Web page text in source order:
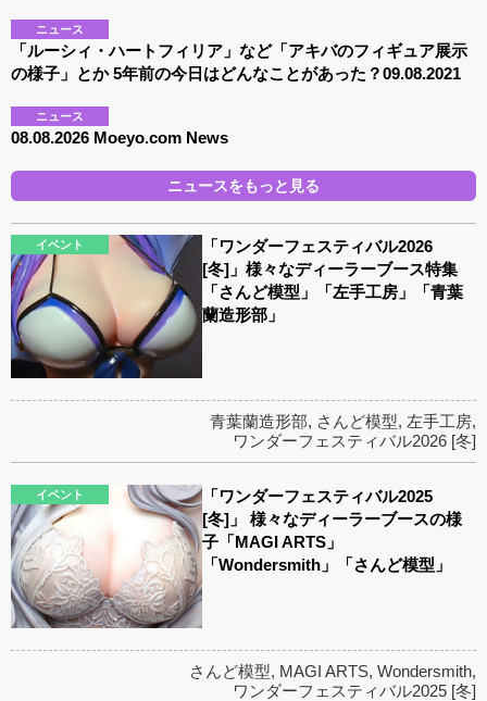
ニュース
「ルーシィ・ハートフィリア」など「アキバのフィギュア展示
の様子」とか 5年前の今日はどんなことがあった？09.08.2021
ニュース
08.08.2026 Moeyo.com News
ニュースをもっと見る
イベント
「ワンダーフェスティバル2026
[冬]」様々なディーラーブース特集
「さんど模型」「左手工房」「青葉
蘭造形部」
青葉蘭造形部, さんど模型, 左手工房,
ワンダーフェスティバル2026 [冬]
イベント
「ワンダーフェスティバル2025
[冬]」 様々なディーラーブースの様
子「MAGI ARTS」
「Wondersmith」「さんど模型」
さんど模型, MAGI ARTS, Wondersmith,
ワンダーフェスティバル2025 [冬]